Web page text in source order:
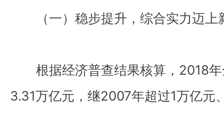
（一）稳步提升，综合实力迈上
根据经济普查结果核算，2018年
3.31万亿元，继2007年超过1万亿元